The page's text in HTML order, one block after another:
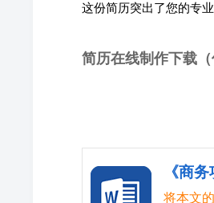
这份简历突出了您的专
简历在线制作下载
《商
将本文